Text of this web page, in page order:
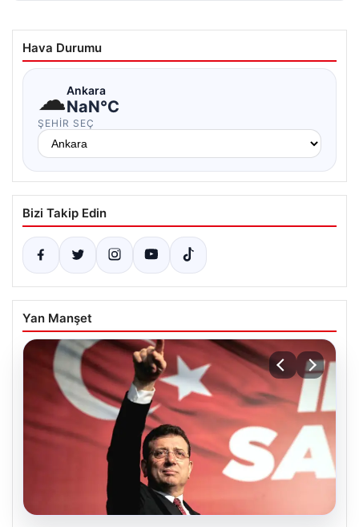
Hava Durumu
☁Ankara
NaN°C
ŞEHIR SEÇ
Bizi Takip Edin
Yan Manşet